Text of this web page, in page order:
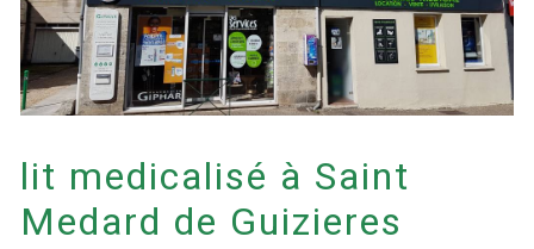
lit medicalisé à Saint
Medard de Guizieres